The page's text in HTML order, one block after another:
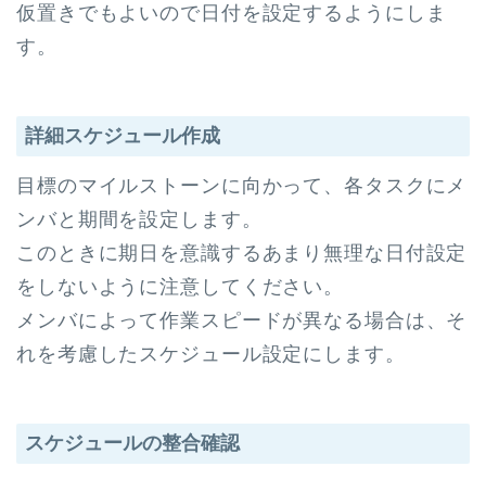
仮置きでもよいので日付を設定するようにしま
す。
詳細スケジュール作成
目標のマイルストーンに向かって、各タスクにメ
ンバと期間を設定します。
このときに期日を意識するあまり無理な日付設定
をしないように注意してください。
メンバによって作業スピードが異なる場合は、そ
れを考慮したスケジュール設定にします。
スケジュールの整合確認